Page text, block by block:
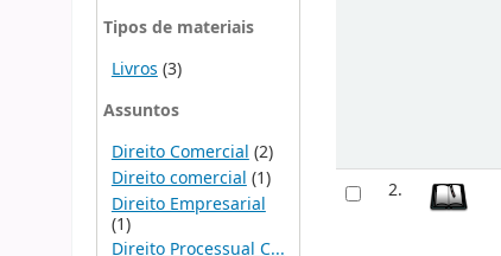
Tipos de materiais
Livros (3)
Assuntos
Direito Comercial (2)
Direito comercial (1)
Direito Empresarial
(1)
Direito Processual C...
2.